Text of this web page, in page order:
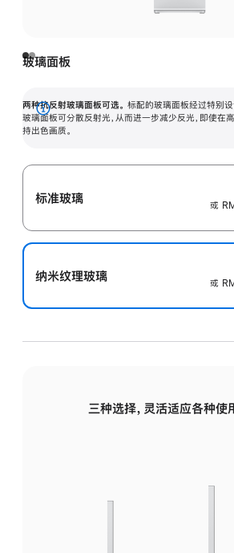
玻璃面板
两种抗反射玻璃面板可选。 标配的玻璃面板经过特别设
玻璃面板可分散反射光，从而进一步减少反光，即使在
持出色画质。
展
开
标准玻璃
或
纳米纹理玻璃
或
三种选择，灵活适应各种使